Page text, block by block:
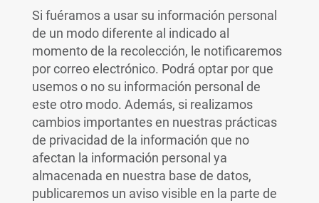
Si fuéramos a usar su información personal
de un modo diferente al indicado al
momento de la recolección, le notificaremos
por correo electrónico. Podrá optar por que
usemos o no su información personal de
este otro modo. Además, si realizamos
cambios importantes en nuestras prácticas
de privacidad de la información que no
afectan la información personal ya
almacenada en nuestra base de datos,
publicaremos un aviso visible en la parte de